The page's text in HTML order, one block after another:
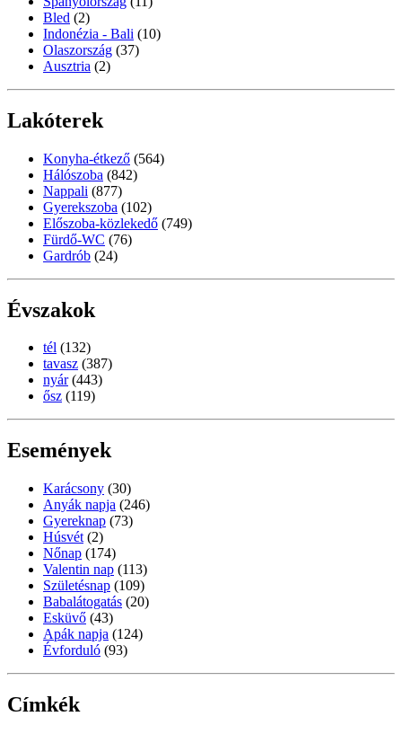
Bled (2)
Indonézia - Bali (10)
Olaszország (37)
Ausztria (2)
Lakóterek
Konyha-étkező (564)
Hálószoba (842)
Nappali (877)
Gyerekszoba (102)
Előszoba-közlekedő (749)
Fürdő-WC (76)
Gardrób (24)
Évszakok
tél (132)
tavasz (387)
nyár (443)
ősz (119)
Események
Karácsony (30)
Anyák napja (246)
Gyereknap (73)
Húsvét (2)
Nőnap (174)
Valentin nap (113)
Születésnap (109)
Babalátogatás (20)
Esküvő (43)
Apák napja (124)
Évforduló (93)
Címkék